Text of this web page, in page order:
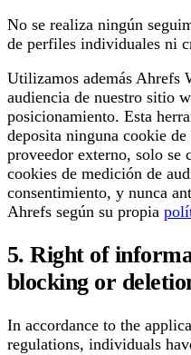
No se realiza ningún
de perfiles individuales ni
Utilizamos además Ahrefs
audiencia de nuestro sitio
posicionamiento. Esta
deposita ninguna cookie
proveedor externo, solo se
cookies de medición de
consentimiento, y nunca
Ahrefs según su propia
5. Right of
blocking or
In accordance to the
regulations, individuals